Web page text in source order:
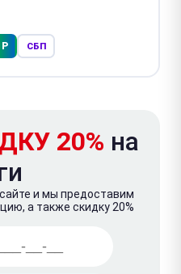
СБП
20% на
и мы предоставим
а также скидку 20%